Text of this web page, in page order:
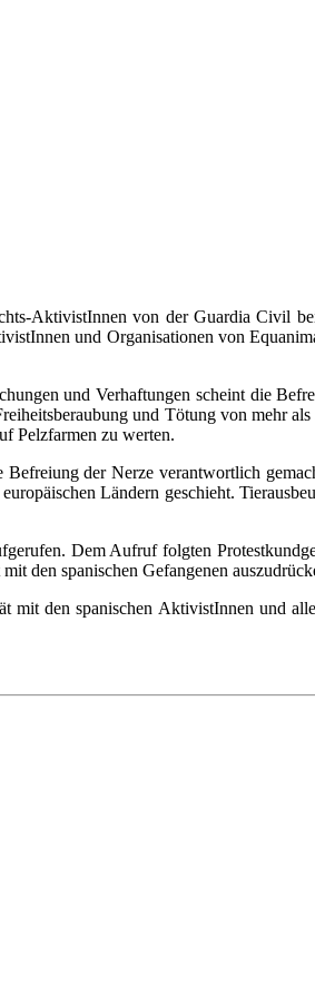
AktivistInnen von der Guardia Civil
und Organisationen von
und Verhaftungen scheint die
und Tötung von mehr
Pelzfarmen zu werten.
der Nerze verantwortlich
Ländern geschieht.
Dem Aufruf folgten
den spanischen Gefangenen
mit den spanischen AktivistInnen und